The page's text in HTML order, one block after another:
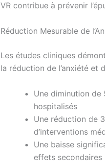
VR contribue à prévenir
Réduction Mesurable de
Les études cliniques
la réduction de l’anxiété et
Une diminution de
hospitalisés
Une réduction de
d’interventions
Une baisse
effets secondaires